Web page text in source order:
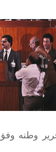
وطنه